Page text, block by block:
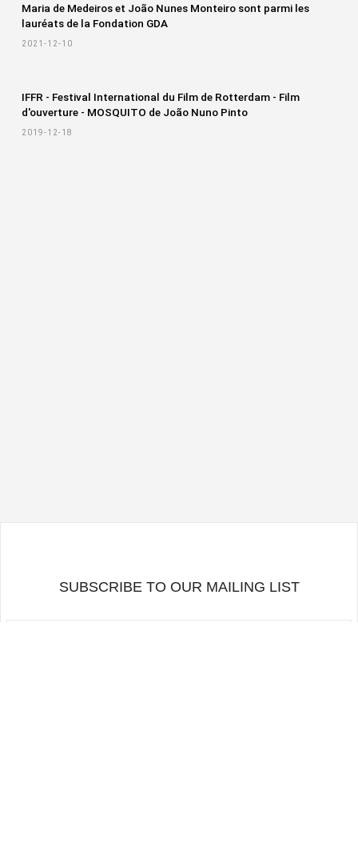
Maria de Medeiros et João Nunes Monteiro sont parmi les
lauréats de la Fondation GDA
2021-12-10
IFFR - Festival International du Film de Rotterdam - Film
d'ouverture - MOSQUITO de João Nuno Pinto
2019-12-18
SUBSCRIBE TO OUR MAILING LIST